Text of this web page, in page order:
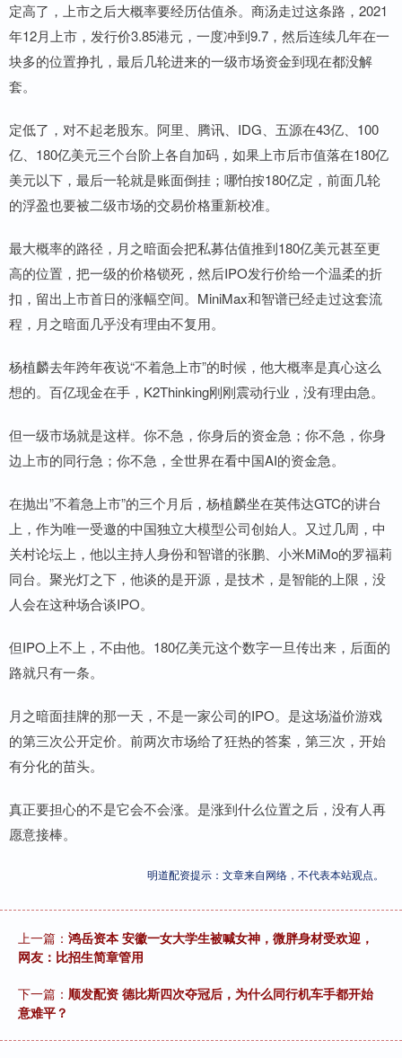
定高了，上市之后大概率要经历估值杀。商汤走过这条路，2021
年12月上市，发行价3.85港元，一度冲到9.7，然后连续几年在一
块多的位置挣扎，最后几轮进来的一级市场资金到现在都没解
套。
定低了，对不起老股东。阿里、腾讯、IDG、五源在43亿、100
亿、180亿美元三个台阶上各自加码，如果上市后市值落在180亿
美元以下，最后一轮就是账面倒挂；哪怕按180亿定，前面几轮
的浮盈也要被二级市场的交易价格重新校准。
最大概率的路径，月之暗面会把私募估值推到180亿美元甚至更
高的位置，把一级的价格锁死，然后IPO发行价给一个温柔的折
扣，留出上市首日的涨幅空间。MiniMax和智谱已经走过这套流
程，月之暗面几乎没有理由不复用。
杨植麟去年跨年夜说“不着急上市”的时候，他大概率是真心这么
想的。百亿现金在手，K2Thinking刚刚震动行业，没有理由急。
但一级市场就是这样。你不急，你身后的资金急；你不急，你身
边上市的同行急；你不急，全世界在看中国AI的资金急。
在抛出”不着急上市”的三个月后，杨植麟坐在英伟达GTC的讲台
上，作为唯一受邀的中国独立大模型公司创始人。又过几周，中
关村论坛上，他以主持人身份和智谱的张鹏、小米MiMo的罗福莉
同台。聚光灯之下，他谈的是开源，是技术，是智能的上限，没
人会在这种场合谈IPO。
但IPO上不上，不由他。180亿美元这个数字一旦传出来，后面的
路就只有一条。
月之暗面挂牌的那一天，不是一家公司的IPO。是这场溢价游戏
的第三次公开定价。前两次市场给了狂热的答案，第三次，开始
有分化的苗头。
真正要担心的不是它会不会涨。是涨到什么位置之后，没有人再
愿意接棒。
明道配资提示：文章来自网络，不代表本站观点。
上一篇： 鸿岳资本 安徽一女大学生被喊女神，微胖身材受欢迎，
网友：比招生简章管用
下一篇： 顺发配资 德比斯四次夺冠后，为什么同行机车手都开始
意难平？